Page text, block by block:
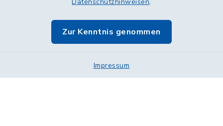
Zur Kenntnis genommen
Impressum
Impressum
Sitemap